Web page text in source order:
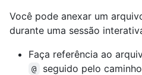
Você pode anexar um
durante uma sessão
Faça referência ao
@
seguido pelo